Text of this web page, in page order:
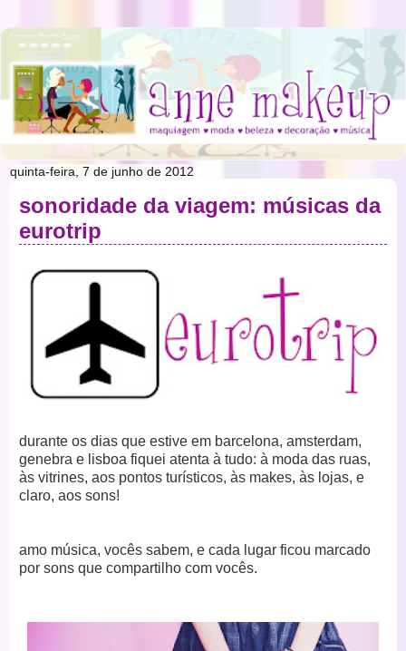
quinta-feira, 7 de junho de 2012
sonoridade da viagem: músicas da
eurotrip
durante os dias que estive em barcelona, amsterdam,
genebra e lisboa fiquei atenta à tudo: à moda das ruas,
às vitrines, aos pontos turísticos, às makes, às lojas, e
claro, aos sons!
amo música, vocês sabem, e cada lugar ficou marcado
por sons que compartilho com vocês.